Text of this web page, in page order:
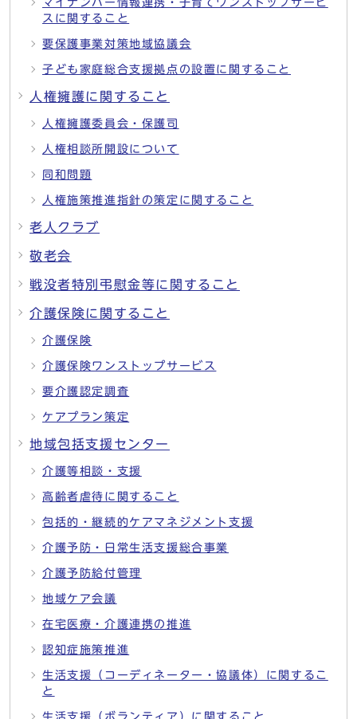
マイナンバー情報連携・子育てワンストップサービ
スに関すること
要保護事業対策地域協議会
子ども家庭総合支援拠点の設置に関すること
人権擁護に関すること
人権擁護委員会・保護司
人権相談所開設について
同和問題
人権施策推進指針の策定に関すること
老人クラブ
敬老会
戦没者特別弔慰金等に関すること
介護保険に関すること
介護保険
介護保険ワンストップサービス
要介護認定調査
ケアプラン策定
地域包括支援センター
介護等相談・支援
高齢者虐待に関すること
包括的・継続的ケアマネジメント支援
介護予防・日常生活支援総合事業
介護予防給付管理
地域ケア会議
在宅医療・介護連携の推進
認知症施策推進
生活支援（コーディネーター・協議体）に関するこ
と
生活支援（ボランティア）に関すること